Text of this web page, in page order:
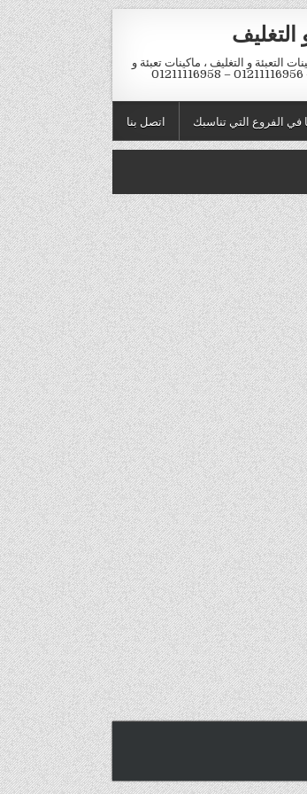
التغليف
التعبئة و التغليف ، ماكينات تعبئة و
اتصل بنا في الفروع التي تناسبك